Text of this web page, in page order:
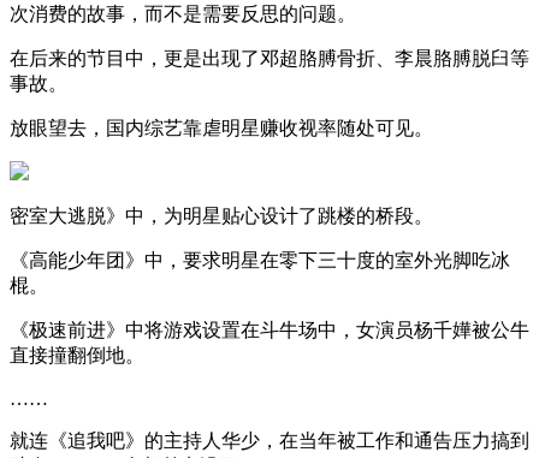
次消费的故事，而不是需要反思的问题。
在后来的节目中，更是出现了邓超胳膊骨折、李晨胳膊脱臼等
事故。
放眼望去，国内综艺靠虐明星赚收视率随处可见。
密室大逃脱》中，为明星贴心设计了跳楼的桥段。
《高能少年团》中，要求明星在零下三十度的室外光脚吃冰
棍。
《极速前进》中将游戏设置在斗牛场中，女演员杨千嬅被公牛
直接撞翻倒地。
……
就连《追我吧》的主持人华少，在当年被工作和通告压力搞到